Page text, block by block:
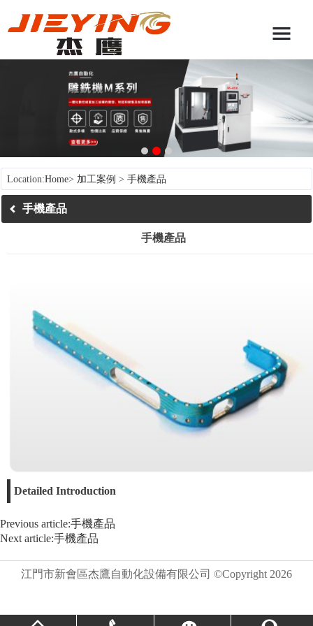
Location:Home> 加工案例 > 手機產品
手機產品
手機產品
Detailed Introduction
Previous article:手機產品
Next article:手機產品
江門市新會區杰鷹自動化設備有限公司 ©Copyright 2026